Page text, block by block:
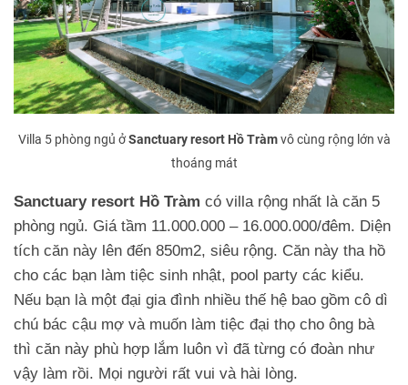
Villa 5 phòng ngủ ởSanctuary resort Hồ Tràmvô cùng rộng lớn và
thoáng mát
Sanctuary resort Hồ Tràm có villa rộng nhất là căn 5
phòng ngủ. Giá tầm 11.000.000 – 16.000.000/đêm. Diện
tích căn này lên đến 850m2, siêu rộng. Căn này tha hồ
cho các bạn làm tiệc sinh nhật, pool party các kiểu.
Nếu bạn là một đại gia đình nhiều thế hệ bao gồm cô dì
chú bác cậu mợ và muốn làm tiệc đại thọ cho ông bà
thì căn này phù hợp lắm luôn vì đã từng có đoàn như
vậy làm rồi. Mọi người rất vui và hài lòng.